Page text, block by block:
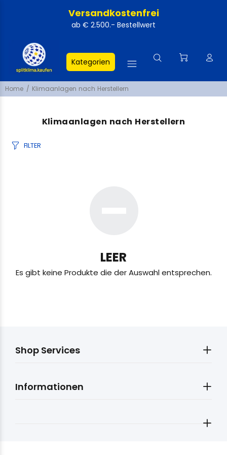
Versandkostenfrei
ab € 2.500.- Bestellwert
Kategorien
Home Klimaanlagen nach Herstellern
Klimaanlagen nach Herstellern
FILTER
LEER
Es gibt keine Produkte die der Auswahl entsprechen.
Shop Services
Informationen